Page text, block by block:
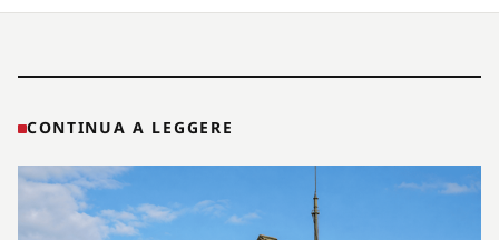
CONTINUA A LEGGERE